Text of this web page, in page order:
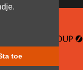
toe